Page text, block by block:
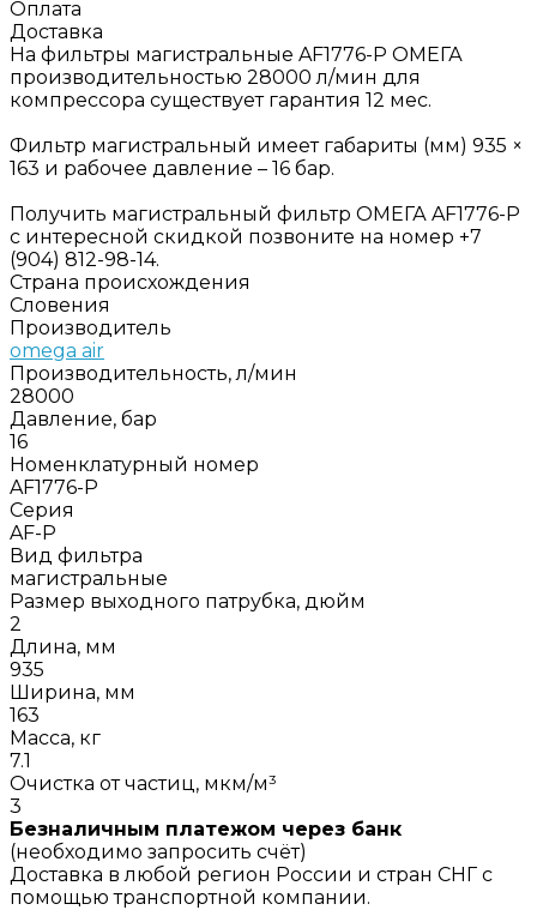
Оплата
Доставка
На фильтры магистральные AF1776-P ОМЕГА
производительностью 28000 л/мин для
компрессора существует гарантия 12 мес.
Фильтр магистральный имеет габариты (мм) 935 ×
163 и рабочее давление – 16 бар.
Получить магистральный фильтр ОМЕГА AF1776-P
с интересной скидкой позвоните на номер +7
(904) 812-98-14.
Страна происхождения
Словения
Производитель
omega air
Производительность, л/мин
28000
Давление, бар
16
Номенклатурный номер
AF1776-P
Серия
AF-P
Вид фильтра
магистральные
Размер выходного патрубка, дюйм
2
Длина, мм
935
Ширина, мм
163
Масса, кг
7.1
Очистка от частиц, мкм/м³
3
Безналичным платежом через банк
(необходимо запросить счёт)
Доставка в любой регион России и стран СНГ с
помощью транспортной компании.